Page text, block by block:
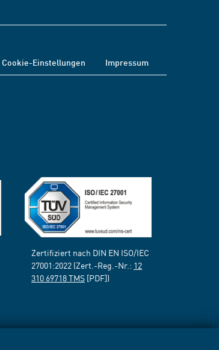
Cookie-Einstellungen Impressum
Zertifiziert nach DIN EN ISO/IEC
27001:2022 (Zert.-Reg.-Nr.: 12
310 69718 TMS [PDF])